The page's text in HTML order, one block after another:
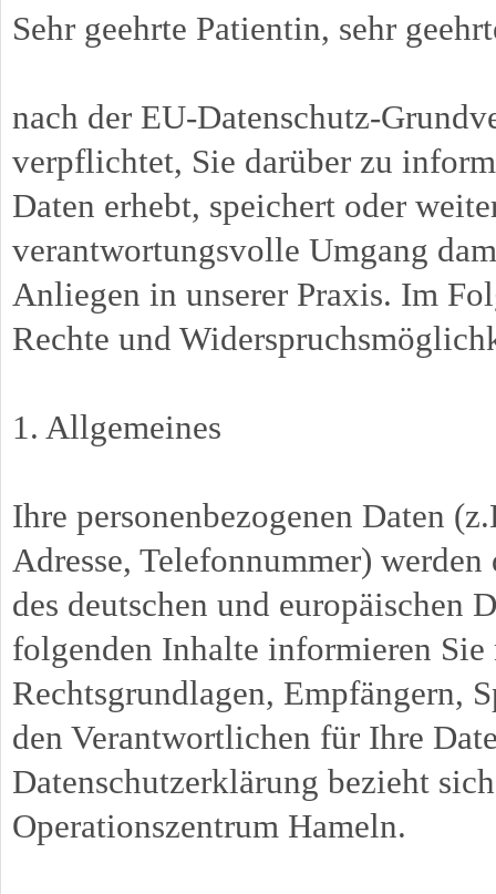
Sehr geehrte Patientin, sehr
nach der EU-Datenschutz-
verpflichtet, Sie darüber zu
Daten erhebt, speichert oder
verantwortungsvolle Umgang
Anliegen in unserer Praxis. Im
Rechte und
1. Allgemeines
Ihre personenbezogenen Daten
Adresse, Telefonnummer)
des deutschen und europäischen
folgenden Inhalte informieren Sie
Rechtsgrundlagen, Empfängern,
den Verantwortlichen für Ihre
Datenschutzerklärung bezieht
Operationszentrum Hameln.